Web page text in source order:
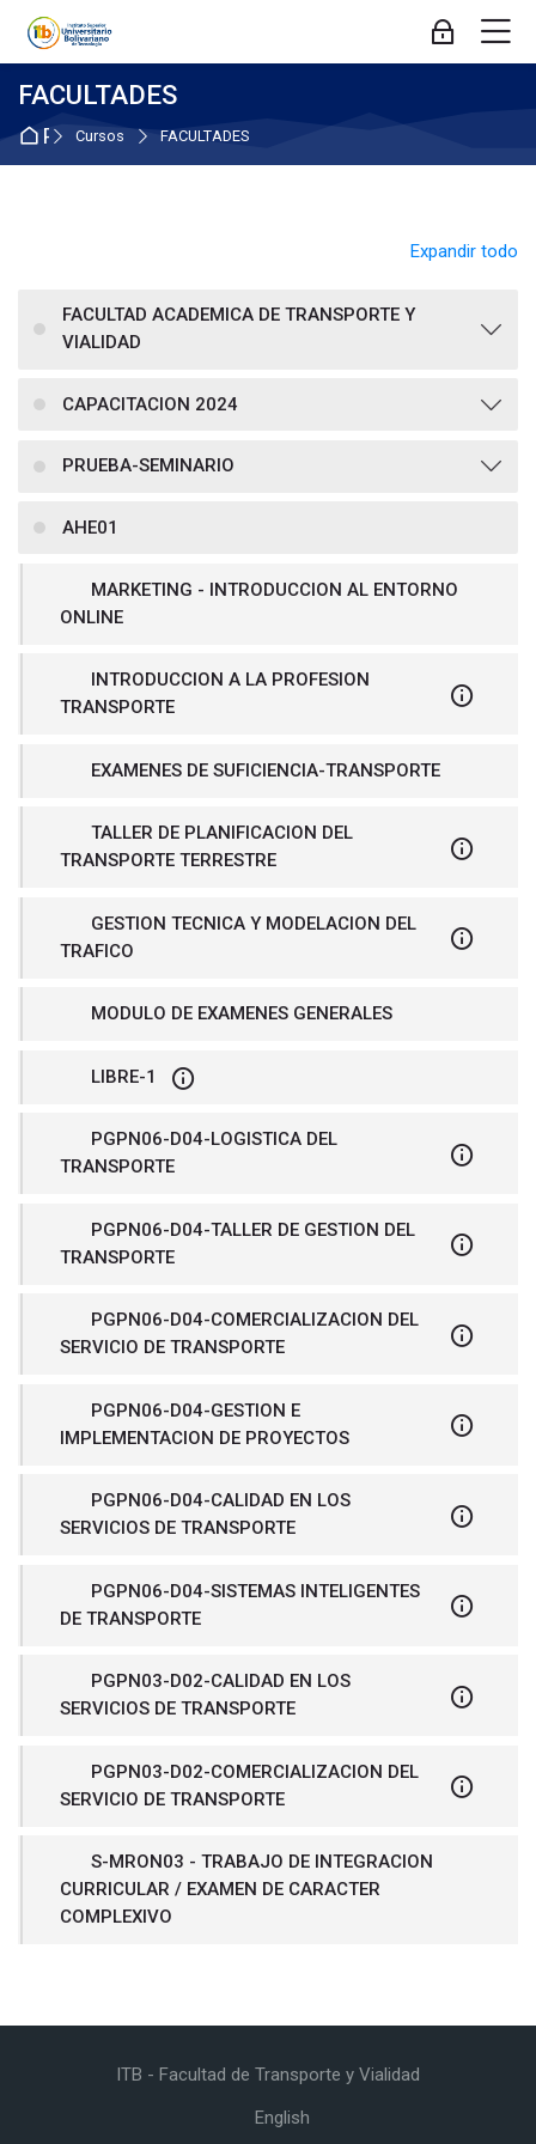
Skip to navigation
Skip to login form
Salta al contenido principal
Skip to accessibility options
Skip to footer
Skip accessibility options
Acceder
FACULTADES
Página Principal
Cursos FACULTADES
Expandir todo
FACULTAD ACADEMICA DE TRANSPORTE Y
VIALIDAD
CAPACITACION 2024
PRUEBA-SEMINARIO
AHE01
MARKETING - INTRODUCCION AL ENTORNO
ONLINE
INTRODUCCION A LA PROFESION
TRANSPORTE
EXAMENES DE SUFICIENCIA-TRANSPORTE
TALLER DE PLANIFICACION DEL
TRANSPORTE TERRESTRE
GESTION TECNICA Y MODELACION DEL
TRAFICO
MODULO DE EXAMENES GENERALES
LIBRE-1
PGPN06-D04-LOGISTICA DEL
TRANSPORTE
PGPN06-D04-TALLER DE GESTION DEL
TRANSPORTE
PGPN06-D04-COMERCIALIZACION DEL
SERVICIO DE TRANSPORTE
PGPN06-D04-GESTION E
IMPLEMENTACION DE PROYECTOS
PGPN06-D04-CALIDAD EN LOS
SERVICIOS DE TRANSPORTE
PGPN06-D04-SISTEMAS INTELIGENTES
DE TRANSPORTE
PGPN03-D02-CALIDAD EN LOS
SERVICIOS DE TRANSPORTE
PGPN03-D02-COMERCIALIZACION DEL
SERVICIO DE TRANSPORTE
S-MRON03 - TRABAJO DE INTEGRACION
CURRICULAR / EXAMEN DE CARACTER
COMPLEXIVO
ITB - Facultad de Transporte y Vialidad
English